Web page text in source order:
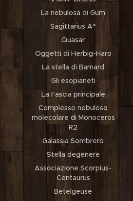
La nebulosa di Gum
Sagittarius A*
Quasar
Oggetti di Herbig-Haro
La stella di Barnard
Gli esopianeti
La Fascia principale
Complesso nebuloso
molecolare di Monoceros
R2
Galassia Sombrero
Stella degenere
Associazione Scorpius-
Centaurus
Betelgeuse